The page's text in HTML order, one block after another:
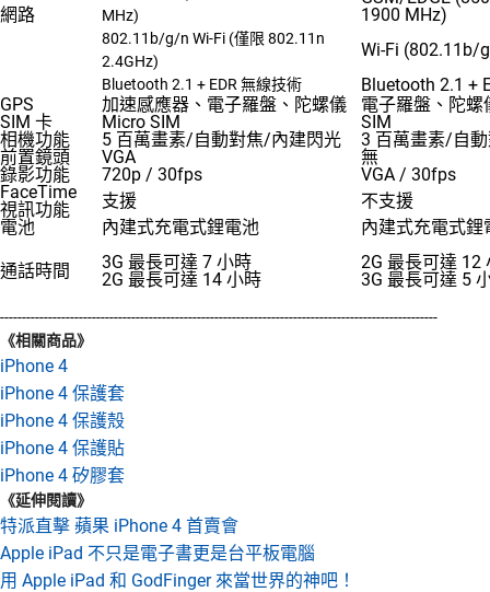
網路
MHz)
802.11b/g/n Wi-Fi (僅限 802.11n
2.4GHz)
Bluetooth 2.1 + EDR 無線技術
1900 MHz)
Wi-Fi (802.11b/
Bluetooth 2.1 +
GPS
加速感應器、電子羅盤、陀螺儀
電子羅盤、陀螺
SIM 卡
Micro SIM
SIM
相機功能
5 百萬畫素/自動對焦/內建閃光
3 百萬畫素/自
前置鏡頭
VGA
無
錄影功能
720p / 30fps
VGA / 30fps
FaceTime
視訊功能
支援
不支援
電池
內建式充電式鋰電池 內建式充電式鋰
通話時間
3G 最長可達 7 小時
2G 最長可達 14 小時
2G 最長可達 12
3G 最長可達 5
----------------------------------------------------------------------------------------------------
《相關商品》
iPhone 4
iPhone 4 保護套
iPhone 4 保護殼
iPhone 4 保護貼
iPhone 4 矽膠套
《延伸閱讀》
特派直擊 蘋果 iPhone 4 首賣會
Apple iPad 不只是電子書更是台平板電腦
用 Apple iPad 和 GodFinger 來當世界的神吧！